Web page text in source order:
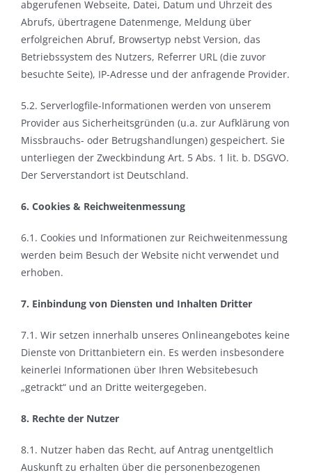
abgerufenen Webseite, Datei, Datum und Uhrzeit des
Abrufs, übertragene Datenmenge, Meldung über
erfolgreichen Abruf, Browsertyp nebst Version, das
Betriebssystem des Nutzers, Referrer URL (die zuvor
besuchte Seite), IP-Adresse und der anfragende Provider.
5.2. Serverlogfile-Informationen werden von unserem
Provider aus Sicherheitsgründen (u.a. zur Aufklärung von
Missbrauchs- oder Betrugshandlungen) gespeichert. Sie
unterliegen der Zweckbindung Art. 5 Abs. 1 lit. b. DSGVO.
Der Serverstandort ist Deutschland.
6. Cookies & Reichweitenmessung
6.1. Cookies und Informationen zur Reichweitenmessung
werden beim Besuch der Website nichtverwendet und
erhoben.
7. Einbindung von Diensten und Inhalten Dritter
7.1. Wir setzen innerhalb unseres Onlineangebotes keine
Dienste von Drittanbietern ein. Es werden insbesondere
keinerlei Informationen über Ihren Websitebesuch
„getrackt“ und an Dritte weitergegeben.
8. Rechte der Nutzer
8.1. Nutzer haben das Recht, auf Antrag unentgeltlich
Auskunft zu erhalten über die personenbezogenen